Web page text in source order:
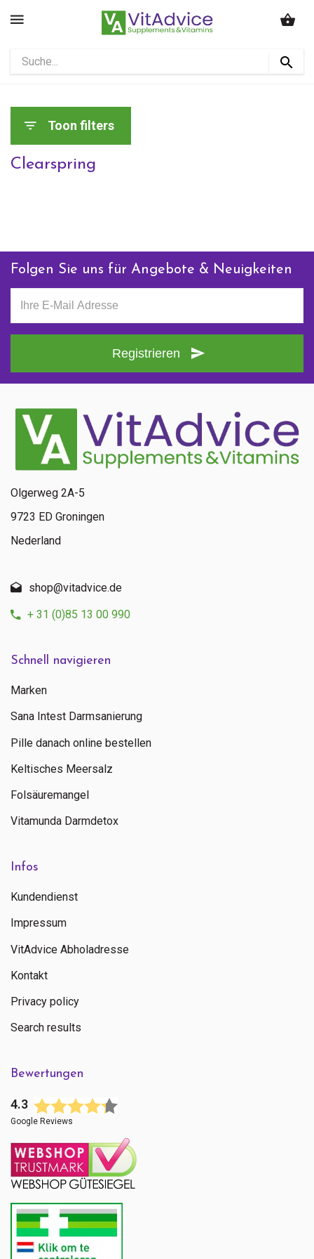
Toon filters
Clearspring
Folgen Sie uns für Angebote & Neuigkeiten
Registrieren
Schnell navigieren
Marken
Sana Intest Darmsanierung
Pille danach online bestellen
Keltisches Meersalz
Folsäuremangel
Vitamunda Darmdetox
Infos
Kundendienst
Impressum
VitAdvice Abholadresse
Kontakt
Privacy policy
Search results
Bewertungen
4.3
Google Reviews
Olgerweg 2A-5
9723 ED Groningen
Nederland
shop@vitadvice.de
+ 31 (0)85 13 00 990